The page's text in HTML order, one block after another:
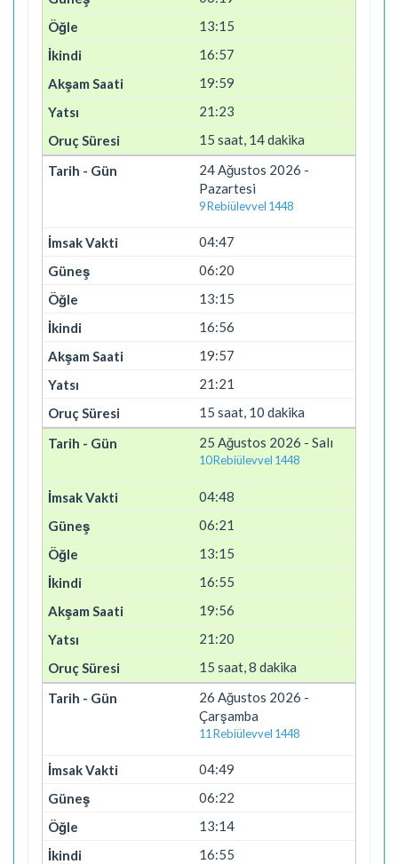
13:15
16:57
19:59
21:23
15 saat, 14 dakika
24 Ağustos 2026 -
Pazartesi
9 Rebiülevvel 1448
04:47
06:20
13:15
16:56
19:57
21:21
15 saat, 10 dakika
25 Ağustos 2026 - Salı
10 Rebiülevvel 1448
04:48
06:21
13:15
16:55
19:56
21:20
15 saat, 8 dakika
26 Ağustos 2026 -
Çarşamba
11 Rebiülevvel 1448
04:49
06:22
13:14
16:55